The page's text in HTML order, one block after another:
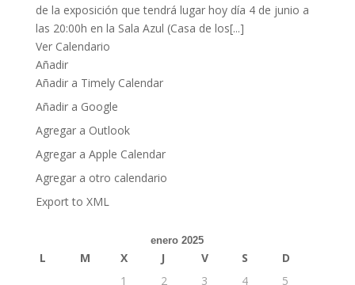
de la exposición que tendrá lugar hoy día 4 de junio a
las 20:00h en la Sala Azul (Casa de los[...]
Ver Calendario
Añadir
Añadir a Timely Calendar
Añadir a Google
Agregar a Outlook
Agregar a Apple Calendar
Agregar a otro calendario
Export to XML
enero 2025
L M X J V S
D
1
2 3 4 5